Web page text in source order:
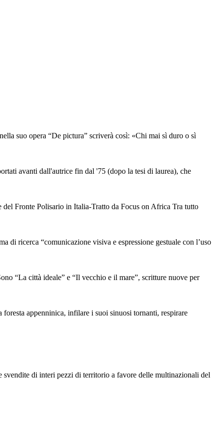
suo opera “De pictura” scriverà così: «Chi mai sì duro o sì
avanti dall'autrice fin dal '75 (dopo la tesi di laurea), che
Fronte Polisario in Italia-Tratto da Focus on Africa Tra tutto
ricerca “comunicazione visiva e espressione gestuale con l’uso
“La città ideale” e “Il vecchio e il mare”, scritture nuove per
appenninica, infilare i suoi sinuosi tornanti, respirare
di interi pezzi di territorio a favore delle multinazionali del